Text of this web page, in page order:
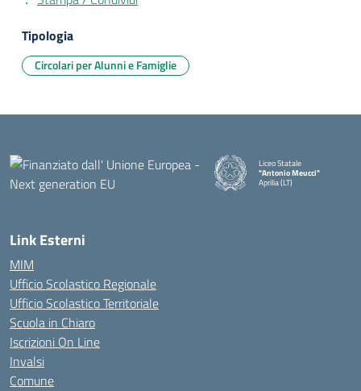
Tipologia
Circolari per Alunni e Famiglie
Liceo Statale
"Antonio Meucci"
Aprilia (LT)
Link Esterni
MIM
Ufficio Scolastico Regionale
Ufficio Scolastico Territoriale
Scuola in Chiaro
Iscrizioni On Line
Invalsi
Comune